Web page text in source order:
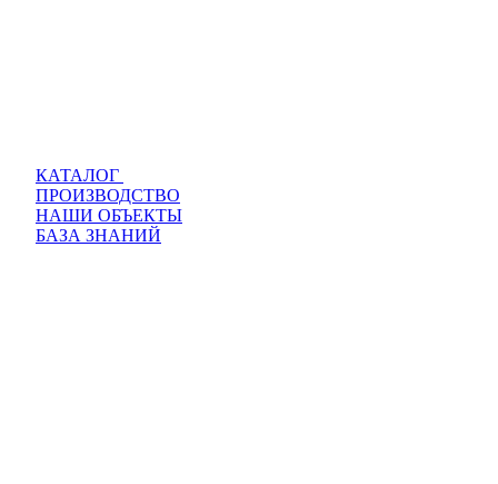
КАТАЛОГ
ПРОИЗВОДСТВО
НАШИ ОБЪЕКТЫ
БАЗА ЗНАНИЙ